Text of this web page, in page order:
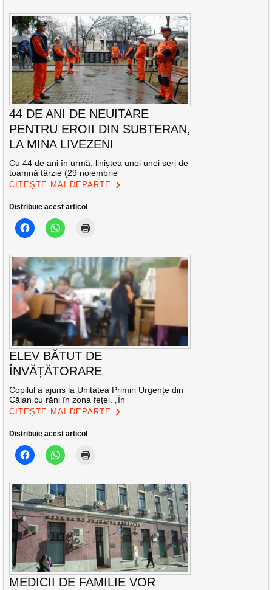
44 DE ANI DE NEUITARE
PENTRU EROII DIN SUBTERAN,
LA MINA LIVEZENI
Cu 44 de ani în urmă, liniștea unei unei seri de
toamnă târzie (29 noiembrie
CITEȘTE MAI DEPARTE
Distribuie acest articol
ELEV BĂTUT DE
ÎNVĂȚĂTORARE
Copilul a ajuns la Unitatea Primiri Urgențe din
Călan cu răni în zona feței. „În
CITEȘTE MAI DEPARTE
Distribuie acest articol
MEDICII DE FAMILIE VOR